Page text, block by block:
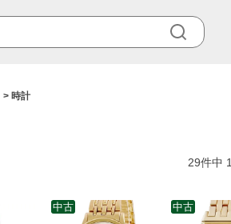
時計
29件中 1
中古 中古